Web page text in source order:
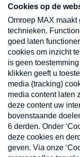
nieuwsbrief. Elke
uw mailbox.
Nieuwsbrief
Neem hier een